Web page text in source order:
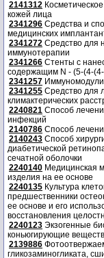
2141312
кожей лица
2341296 Средства и
медицинских
2341272 Средство для
иммунотерапии
2341266 Стенты с
содержащим N - (5-(4-(4-
2341257
2341255 Средство для
климактерических
2240821 Способ
инфекций
2140786 Способ
2140243 Способ
диабетической
сечатной оболочки
2240140 Медицинская
изделия на ее основе
2240135 Культура
предшественники
ее основе и его
восстановления
2240123 Экзогенные
коньюгирующие
2139886
гликозаминогликата,